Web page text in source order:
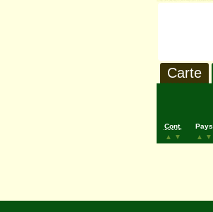
Carte
Cont.
▲
▼
Pays
▲
▼